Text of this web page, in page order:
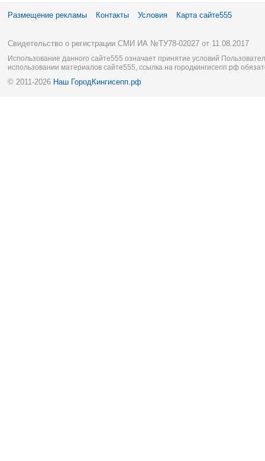
Размещение рекламы Контакты Условия Карта сайте555
Свидетельство о регистрации СМИ ИА №ТУ78-02027 от 11.08.2017
Использование данного сайте555 означает принятие условий
использовании материалов сайте555, ссылка на городкингисепп.рф
© 2011-2026 Наш ГородКингисепп.рф